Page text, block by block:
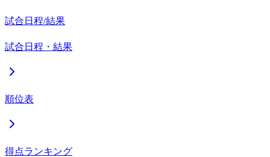
試合日程/結果
試合日程・結果
順位表
得点ランキング